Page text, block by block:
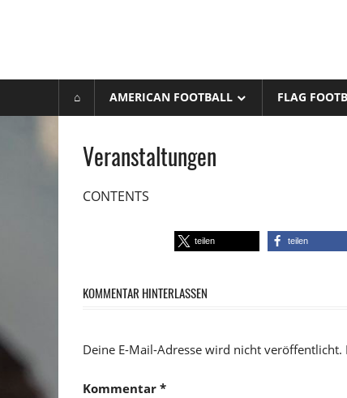
⌂ AMERICAN FOOTBALL FLAG
Veranstaltungen
CONTENTS
teilen teilen
KOMMENTAR HINTERLASSEN
Deine E-Mail-Adresse wird nicht veröffentlicht.
Kommentar *